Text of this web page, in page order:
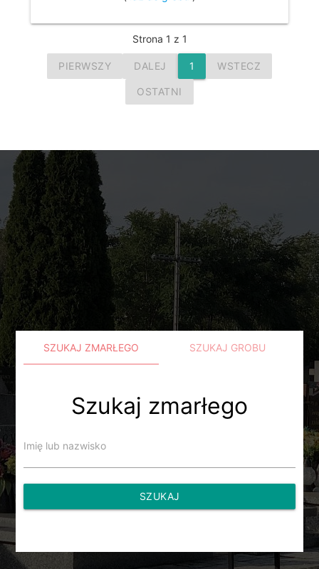
Strona 1 z 1
PIERWSZY DALEJ 1 WSTECZ
OSTATNI
SZUKAJ ZMARŁEGO SZUKAJ GROBU
Szukaj zmarłego
Imię lub nazwisko
SZUKAJ